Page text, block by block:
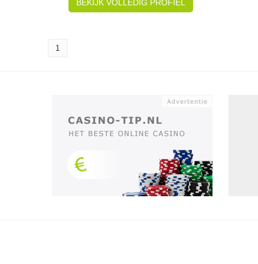
BEKIJK VOLLEDIG PROFIEL
1